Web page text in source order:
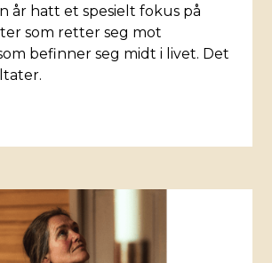
år hatt et spesielt fokus på
som retter seg mot
befinner seg midt i livet. Det